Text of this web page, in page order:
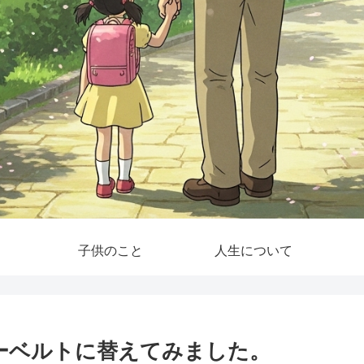
子供のこと 人生について
ルトに替えてみました。